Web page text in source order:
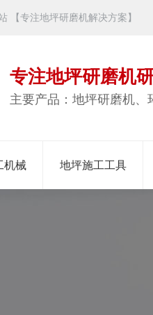
【专注地坪研磨机解决方案】
专注地坪研磨机
主要产品：地坪研磨机、
机械 地坪施工工具